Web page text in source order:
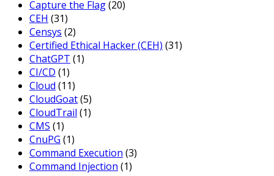
Capture the Flag(20)
CEH (31)
Censys (2)
Certified Ethical Hacker (CEH) (31)
ChatGPT (1)
CI/CD (1)
Cloud (11)
CloudGoat(5)
CloudTrail (1)
CMS (1)
CnuPG (1)
Command Execution (3)
Command Injection (1)